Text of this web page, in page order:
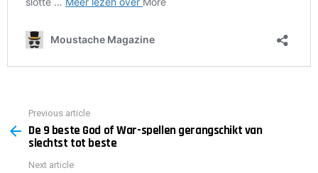
more
Previous article
De 9 beste God of War-spellen gerangschikt van
slechtst tot beste
Next article